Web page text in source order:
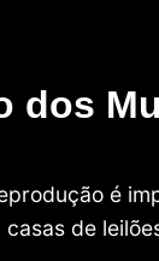
dos
é
de